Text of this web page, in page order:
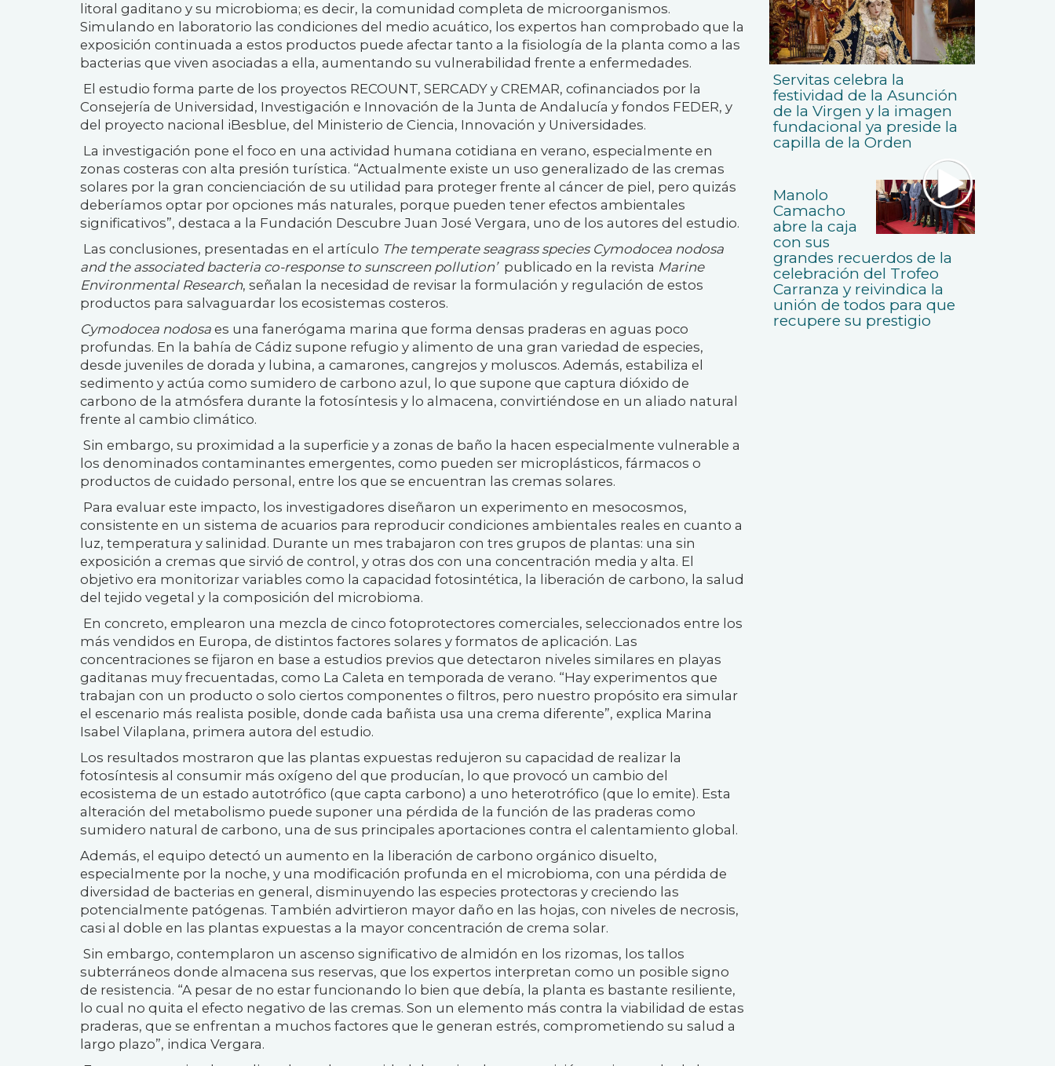
litoral gaditano y su microbioma; es decir, la comunidad completa de microorganismos.
Simulando en laboratorio las condiciones del medio acuático, los expertos han comprobado que la
exposición continuada a estos productos puede afectar tanto a la fisiología de la planta como a las
bacterias que viven asociadas a ella, aumentando su vulnerabilidad frente a enfermedades.
El estudio forma parte de los proyectos RECOUNT, SERCADY y CREMAR, cofinanciados por la
Consejería de Universidad, Investigación e Innovación de la Junta de Andalucía y fondos FEDER, y
del proyecto nacional iBesblue, del Ministerio de Ciencia, Innovación y Universidades.
La investigación pone el foco en una actividad humana cotidiana en verano, especialmente en
zonas costeras con alta presión turística. “Actualmente existe un uso generalizado de las cremas
solares por la gran concienciación de su utilidad para proteger frente al cáncer de piel, pero quizás
deberíamos optar por opciones más naturales, porque pueden tener efectos ambientales
significativos”, destaca a la Fundación Descubre Juan José Vergara, uno de los autores del estudio.
Las conclusiones, presentadas en el artículo The temperate seagrass species Cymodocea nodosa
and the associated bacteria co-response to sunscreen pollution’ publicado en la revista Marine
Environmental Research, señalan la necesidad de revisar la formulación y regulación de estos
productos para salvaguardar los ecosistemas costeros.
Cymodocea nodosa es una fanerógama marina que forma densas praderas en aguas poco
profundas. En la bahía de Cádiz supone refugio y alimento de una gran variedad de especies,
desde juveniles de dorada y lubina, a camarones, cangrejos y moluscos. Además, estabiliza el
sedimento y actúa como sumidero de carbono azul, lo que supone que captura dióxido de
carbono de la atmósfera durante la fotosíntesis y lo almacena, convirtiéndose en un aliado natural
frente al cambio climático.
Sin embargo, su proximidad a la superficie y a zonas de baño la hacen especialmente vulnerable a
los denominados contaminantes emergentes, como pueden ser microplásticos, fármacos o
productos de cuidado personal, entre los que se encuentran las cremas solares.
Para evaluar este impacto, los investigadores diseñaron un experimento en mesocosmos,
consistente en un sistema de acuarios para reproducir condiciones ambientales reales en cuanto a
luz, temperatura y salinidad. Durante un mes trabajaron con tres grupos de plantas: una sin
exposición a cremas que sirvió de control, y otras dos con una concentración media y alta. El
objetivo era monitorizar variables como la capacidad fotosintética, la liberación de carbono, la salud
del tejido vegetal y la composición del microbioma.
En concreto, emplearon una mezcla de cinco fotoprotectores comerciales, seleccionados entre los
más vendidos en Europa, de distintos factores solares y formatos de aplicación. Las
concentraciones se fijaron en base a estudios previos que detectaron niveles similares en playas
gaditanas muy frecuentadas, como La Caleta en temporada de verano. “Hay experimentos que
trabajan con un producto o solo ciertos componentes o filtros, pero nuestro propósito era simular
el escenario más realista posible, donde cada bañista usa una crema diferente”, explica Marina
Isabel Vilaplana, primera autora del estudio.
Los resultados mostraron que las plantas expuestas redujeron su capacidad de realizar la
fotosíntesis al consumir más oxígeno del que producían, lo que provocó un cambio del
ecosistema de un estado autotrófico (que capta carbono) a uno heterotrófico (que lo emite). Esta
alteración del metabolismo puede suponer una pérdida de la función de las praderas como
sumidero natural de carbono, una de sus principales aportaciones contra el calentamiento global.
Además, el equipo detectó un aumento en la liberación de carbono orgánico disuelto,
especialmente por la noche, y una modificación profunda en el microbioma, con una pérdida de
diversidad de bacterias en general, disminuyendo las especies protectoras y creciendo las
potencialmente patógenas. También advirtieron mayor daño en las hojas, con niveles de necrosis,
casi al doble en las plantas expuestas a la mayor concentración de crema solar.
Sin embargo, contemplaron un ascenso significativo de almidón en los rizomas, los tallos
subterráneos donde almacena sus reservas, que los expertos interpretan como un posible signo
de resistencia. “A pesar de no estar funcionando lo bien que debía, la planta es bastante resiliente,
lo cual no quita el efecto negativo de las cremas. Son un elemento más contra la viabilidad de estas
praderas, que se enfrentan a muchos factores que le generan estrés, comprometiendo su salud a
largo plazo”, indica Vergara.
Servitas celebra la
festividad de la Asunción
de la Virgen y la imagen
fundacional ya preside la
capilla de la Orden
Manolo
Camacho
abre la caja
con sus
grandes recuerdos de la
celebración del Trofeo
Carranza y reivindica la
unión de todos para que
recupere su prestigio